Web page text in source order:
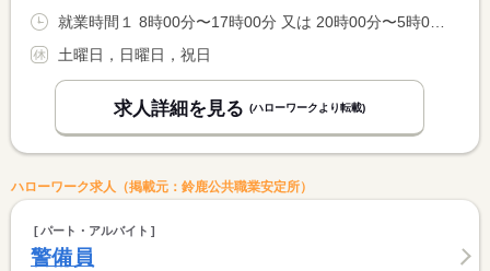
就業時間１ 8時00分〜17時00分 又は 20時00分〜5時00分の時間の間の8時間程度 就業時間に関する特記事項 ＊警備現場により、就業時間は前後致します。
土曜日，日曜日，祝日
求人詳細を見る (ハローワークより転載)
ハローワーク求人（掲載元：鈴鹿公共職業安定所）
パート・アルバイト
警備員